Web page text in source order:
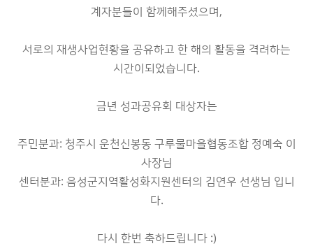
계자분들이 함께해주셨으며,
서로의 재생사업현황을 공유하고 한 해의 활동을 격려하는
시간이되었습니다.
금년 성과공유회 대상자는
주민분과: 청주시 운천신봉동 구루물마을협동조합 정예숙 이
사장님
센터분과: 음성군지역활성화지원센터의 김연우 선생님 입니
다.
다시 한번 축하드립니다 :)